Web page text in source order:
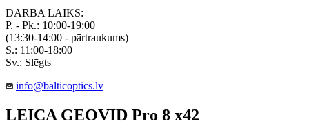
DARBA LAIKS:
P. - Pk.: 10:00-19:00
(13:30-14:00 - pārtraukums)
S.: 11:00-18:00
Sv.: Slēgts
info@balticoptics.lv
LEICA GEOVID Pro 8 x42